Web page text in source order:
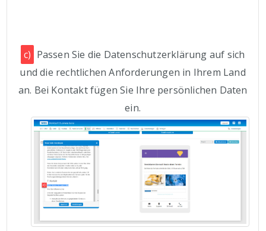
c) Passen Sie die Datenschutzerklärung auf sich
und die rechtlichen Anforderungen in Ihrem Land
an. Bei Kontakt fügen Sie Ihre persönlichen Daten
ein.